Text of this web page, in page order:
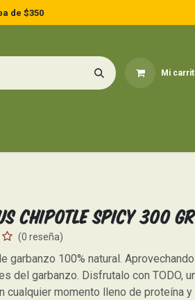
de $350
Mi
Chipotle Spicy 300 gr
(0 reseña)
garbanzo 100% natural.
del garbanzo. Disfrutalo con TODO,
cualquier momento lleno de proteína y